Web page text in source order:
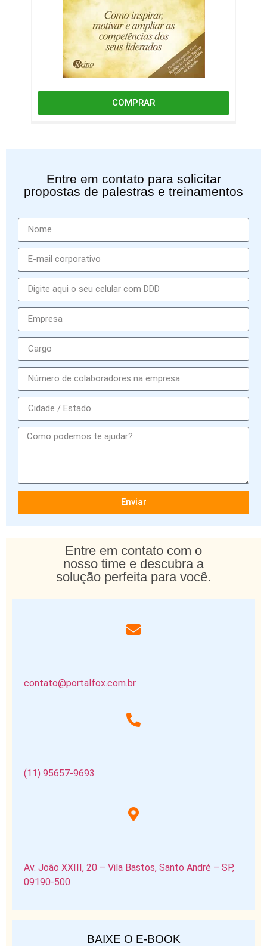
COMPRAR
Entre em contato para solicitar
propostas de palestras e treinamentos
Enviar
Entre em contato com o
nosso time e descubra a
solução perfeita para você.
contato@portalfox.com.br
(11) 95657-9693
Av. João XXIII, 20 – Vila Bastos, Santo André – SP,
09190-500
BAIXE O E-BOOK